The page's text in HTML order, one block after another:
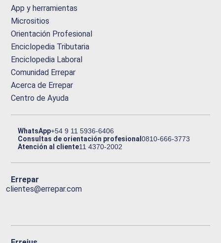
App y herramientas
Micrositios
Orientación Profesional
Enciclopedia Tributaria
Enciclopedia Laboral
Comunidad Errepar
Acerca de Errepar
Centro de Ayuda
WhatsApp+54 9 11 5936-6406
Consultas de orientación profesional0810-666-3773
Atención al cliente11 4370-2002
Errepar
clientes@errepar.com